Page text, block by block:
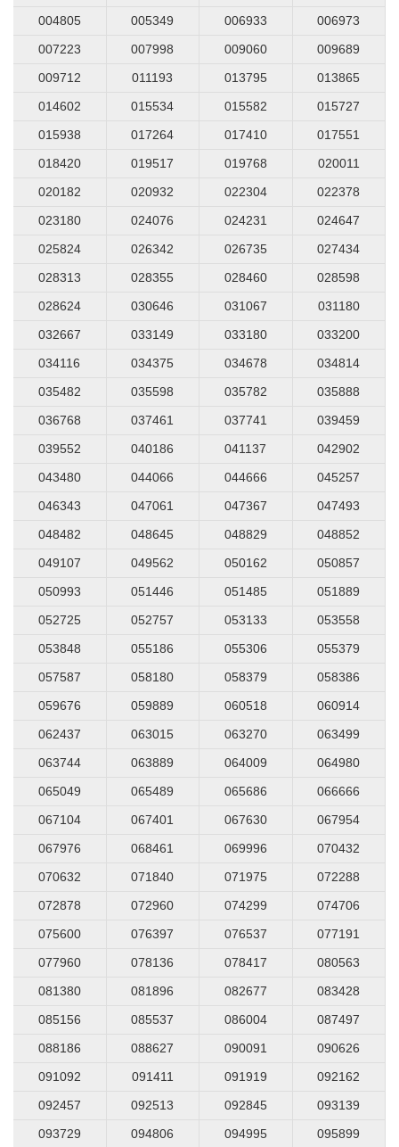
004805
005349 006933
006973
007223
007998 009060
009689
009712
011193 013795
013865
014602
015534 015582
015727
015938
017264 017410
017551
018420
019517 019768
020011
020182
020932 022304
022378
023180
024076 024231
024647
025824
026342 026735
027434
028313
028355 028460
028598
028624
030646 031067
031180
032667
033149 033180
033200
034116
034375 034678
034814
035482
035598 035782
035888
036768
037461 037741
039459
039552
040186 041137
042902
043480
044066 044666
045257
046343
047061 047367
047493
048482
048645 048829
048852
049107
049562 050162
050857
050993
051446 051485
051889
052725
052757 053133
053558
053848
055186 055306
055379
057587
058180 058379
058386
059676
059889 060518
060914
062437
063015 063270
063499
063744
063889 064009
064980
065049
065489 065686
066666
067104
067401 067630
067954
067976
068461 069996
070432
070632
071840 071975
072288
072878
072960 074299
074706
075600
076397 076537
077191
077960
078136 078417
080563
081380
081896 082677
083428
085156
085537 086004
087497
088186
088627 090091
090626
091092
091411 091919
092162
092457
092513 092845
093139
093729
094806 094995
095899